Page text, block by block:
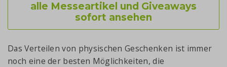
alle Messeartikel und Giveaways
sofort ansehen
Das Verteilen von physischen Geschenken ist immer
noch eine der besten Möglichkeiten, die